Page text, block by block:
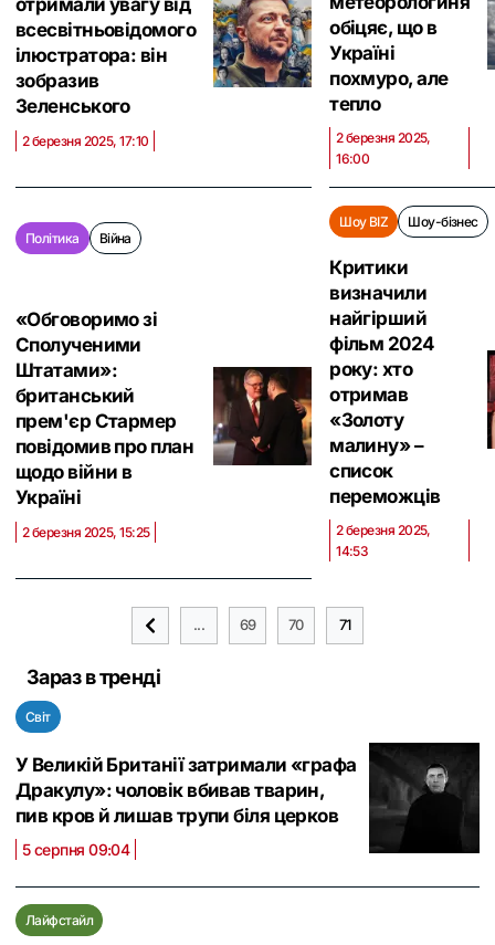
всесвітньовідомого
ілюстратора: він
зобразив
Зеленського
2 березня 2025, 17:10
обіцяє, що в
Україні
похмуро, але
тепло
2 березня 2025,
16:00
Політика Війна
«Обговоримо зі
Сполученими
Штатами»:
британський
прем'єр Стармер
повідомив про план
щодо війни в
Україні
2 березня 2025, 15:25
Шоу BIZ Шоу-бізнес
Критики
визначили
найгірший
фільм 2024
року: хто
отримав
«Золоту
малину» –
список
переможців
2 березня 2025,
14:53
... 69 70 71
Зараз в тренді
Світ
У Великій Британії затримали «графа
Дракулу»: чоловік вбивав тварин,
пив кров й лишав трупи біля церков
5 серпня 09:04
Лайфстайл